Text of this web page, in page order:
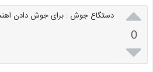

0

دستگاع جوش : برای جوش دادن